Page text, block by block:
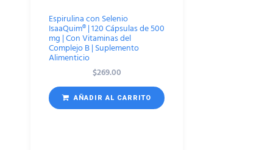
Espirulina con Selenio
IsaaQuim® | 120 Cápsulas de 500
mg | Con Vitaminas del
Complejo B | Suplemento
Alimenticio
$269.00
AÑADIR AL CARRITO